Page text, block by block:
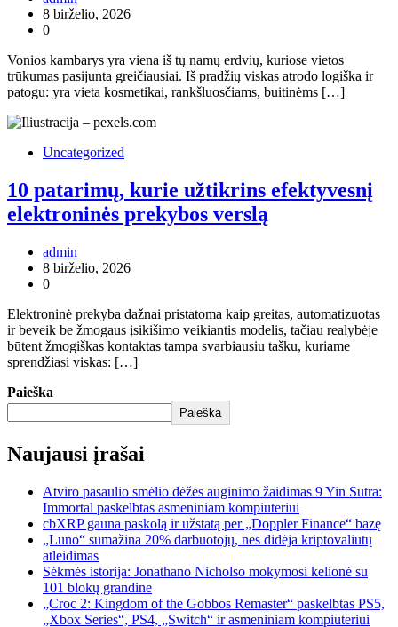
8 birželio, 2026
0
Vonios kambarys yra viena iš tų namų erdvių, kuriose vietos
trūkumas pasijunta greičiausiai. Iš pradžių viskas atrodo logiška ir
patogu: yra vieta kosmetikai, rankšluosčiams, buitinėms […]
Uncategorized
10 patarimų, kurie užtikrins efektyvesnį
elektroninės prekybos verslą
admin
8 birželio, 2026
0
Elektroninė prekyba dažnai pristatoma kaip greitas, automatizuotas
ir beveik be žmogaus įsikišimo veikiantis modelis, tačiau realybėje
būtent žmogiškas kontaktas tampa svarbiausiu tašku, kuriame
sprendžiasi viskas: […]
Paieška
Paieška
Naujausi įrašai
Atviro pasaulio smėlio dėžės auginimo žaidimas 9 Yin Sutra:
Immortal paskelbtas asmeniniam kompiuteriui
cbXRP gauna paskolą ir užstatą per „Doppler Finance“ bazę
„Luno“ sumažina 20% darbuotojų, nes didėja kriptovaliutų
atleidimas
Sėkmės istorija: Jonathano Nicholso mokymosi kelionė su
101 blokų grandine
„Croc 2: Kingdom of the Gobbos Remaster“ paskelbtas PS5,
„Xbox Series“, PS4, „Switch“ ir asmeniniam kompiuteriui